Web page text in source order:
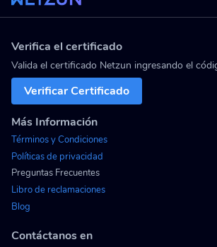
Verifica el certificado
Valida el certificado Netzun ingresando el
Verificar Certificado
Más Información
Términos y Condiciones
Políticas de privacidad
Preguntas Frecuentes
Libro de reclamaciones
Blog
Contáctanos en